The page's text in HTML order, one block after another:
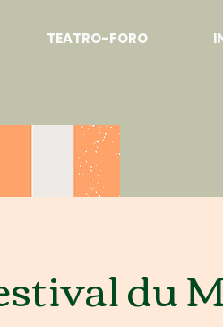
TEATRO-FORO
du